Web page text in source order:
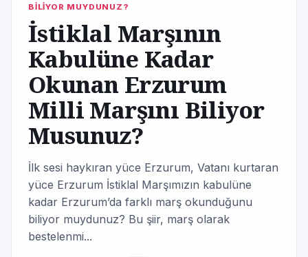
BİLİYOR MUYDUNUZ?
İstiklal Marşının
Kabulüne Kadar
Okunan Erzurum
Milli Marşını Biliyor
Musunuz?
İlk sesi haykıran yüce Erzurum, Vatanı kurtaran
yüce Erzurum İstiklal Marşımızın kabulüne
kadar Erzurum’da farklı marş okunduğunu
biliyor muydunuz? Bu şiir, marş olarak
bestelenmi...